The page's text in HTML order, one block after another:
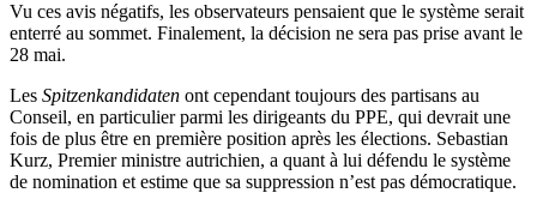
Vu ces avis négatifs, les observateurs pensaient que le système serait
enterré au sommet. Finalement, la décision ne sera pas prise avant le
28 mai.
Les Spitzenkandidaten ont cependant toujours des partisans au
Conseil, en particulier parmi les dirigeants du PPE, qui devrait une
fois de plus être en première position après les élections. Sebastian
Kurz, Premier ministre autrichien, a quant à lui défendu le système
de nomination et estime que sa suppression n’est pas démocratique.